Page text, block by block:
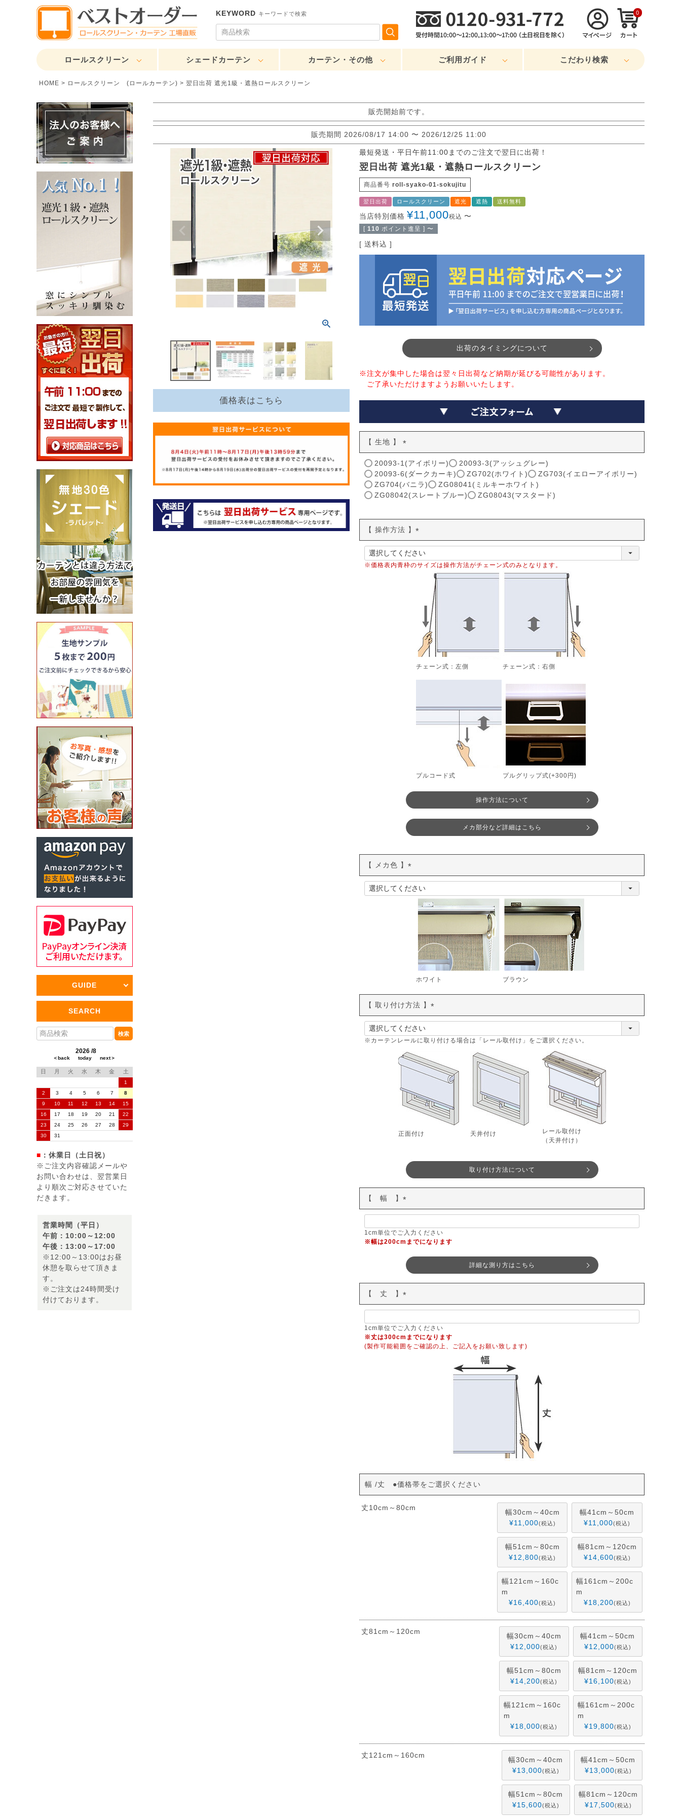
KEYWORD キーワードで検索 0
ロールスクリーン シェードカーテン カーテン・その他 ご利用ガイド こだわり検索
HOME ロールスクリーン (ロールカーテン) 翌日出荷 遮光1級・遮熱ロールスクリーン
GUIDE
SEARCH
■ ：休業日（土日祝）
※ご注文内容確認メールや
お問い合わせは、翌営業日
より順次ご対応させていた
だきます。
営業時間（平日）
午前：10:00～12:00
午後：13:00～17:00
※12:00～13:00はお昼
休憩を取らせて頂きま
す。
※ご注文は24時間受け
付けております。
販売開始前です。
販売期間 2026/08/17 14:00 〜 2026/12/25 11:00
価格表はこちら
最短発送・平日午前11:00までのご注文で翌日に出荷！
翌日出荷 遮光1級・遮熱ロールスクリーン
商品番号 roll-syako-01-sokujitu
翌日出荷 ロールスクリーン 遮光 遮熱 送料無料
当店特別価格 ¥11,000税込 〜
[ 110 ポイント進呈 ] 〜
送料込
出荷のタイミングについて
※注文が集中した場合は翌々日出荷など納期が延びる可能性があります。
ご了承いただけますようお願いいたします。
【 生地 】
(
必
須
)
20093-1(アイボリー)
20093-3(アッシュグレー)
20093-6(ダークカーキ)
ZG702(ホワイト)
ZG703(イエローアイボリー)
ZG704(バニラ)
ZG08041(ミルキーホワイト)
ZG08042(スレートブルー)
ZG08043(マスタード)
【 操作方法 】
(
必
須
※価格表内青枠のサイズは操作方法がチェーン式のみとなります。
チェーン式：左側 チェーン式：右側
プルコード式 プルグリップ式(+300円)
操作方法について
メカ部分など詳細はこちら
【 メカ色 】
(
必
ホワイト ブラウン
【 取り付け方法 】
(
須
※カーテンレールに取り付ける場合は「レール取付け」をご選択ください。
正面付け 天井付け
レール取付け
（天井付け）
取り付け方法について
【 幅 】
(
須
)
1cm単位でご入力ください
※幅は200cmまでになります
詳細な測り方はこちら
【 丈 】
(
須
)
1cm単位でご入力ください
※丈は300cmまでになります
(製作可能範囲をご確認の上、ご記入をお願い致します)
幅 丈 ●価格帯をご選択ください
丈10cm～80cm
幅30cm～40cm
¥11,000 税込
幅41cm～50cm
¥11,000 税込
幅51cm～80cm
¥12,800 税込
幅81cm～120cm
¥14,600 税込
幅121cm～160c
m
¥16,400 税込
幅161cm～200c
m
¥18,200 税込
丈81cm～120cm
幅30cm～40cm
¥12,000 税込
幅41cm～50cm
¥12,000 税込
幅51cm～80cm
¥14,200 税込
幅81cm～120cm
¥16,100 税込
幅121cm～160c
m
¥18,000 税込
幅161cm～200c
m
¥19,800 税込
丈121cm～160cm
幅30cm～40cm
¥13,000 税込
幅41cm～50cm
¥13,000 税込
幅51cm～80cm
¥15,600 税込
幅81cm～120cm
¥17,500 税込